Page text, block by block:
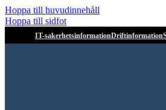
Hoppa till huvudinnehåll
Hoppa till sidfot
IT-sakerhetsinformationDriftinformation